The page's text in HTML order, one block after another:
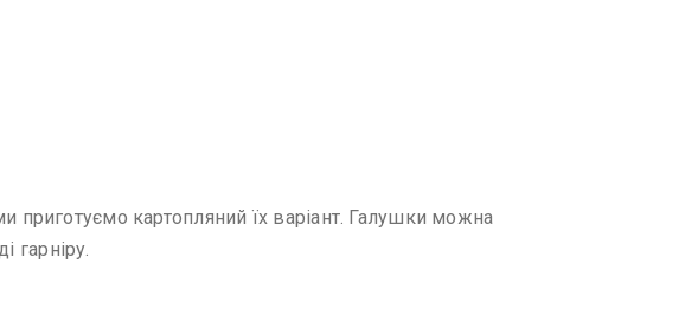
приготуємо картопляний їх варіант. Галушки можна
гарніру.